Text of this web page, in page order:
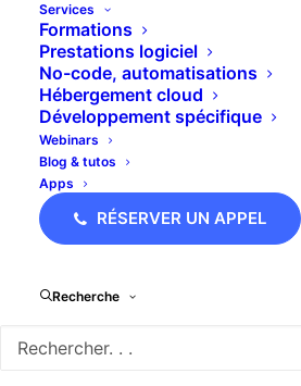
Services
Formations
Prestations logiciel
No-code, automatisations
Hébergement cloud
Développement spécifique
Webinars
Blog & tutos
Apps
RÉSERVER UN APPEL
Recherche
On va se concentrer sur Sage
Comment faire la
jour TVA 2021-1
Pour respecter cette nouvelle
Ça se fait en 2 étapes :